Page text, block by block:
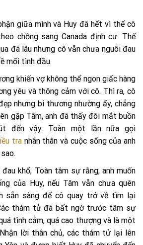
giữa mình và Huy đã hết vì thế cô
chồng sang Canada định cư. Thế
đã lâu nhưng cô vẫn chưa nguôi đau
mối tình đầu.
khiến vợ không thể ngon giấc hàng
yêu và thông cảm với cô. Thì ra, cô
nhưng bi thương nhường ấy, chẳng
gặp Tâm, anh đã thấy đôi mắt buồn
đến vậy. Toàn một lần nữa gọi
tranhân thân và cuộc sống của anh
khổ, Toàn tâm sự rằng, anh muốn
của Huy, nếu Tâm vẫn chưa quên
sẵn sàng để cô quay trở về tìm lại
thám tử đã bất ngờ trước tâm sự
tình cảm, quá cao thượng và là một
lời thân chủ, các thám tử lại lên